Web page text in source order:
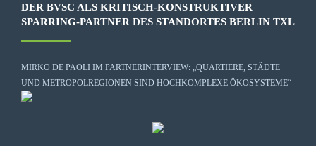
DER BVSC ALS KRITISCH-KONSTRUKTIVER
SPARRING-PARTNER DES STANDORTES BERLIN TXL
MIRKO DE PAOLI IM PARTNERINTERVIEW: „QUARTIERE, STÄDTE
UND METROPOLREGIONEN SIND HOCHKOMPLEXE ÖKOSYSTEME“